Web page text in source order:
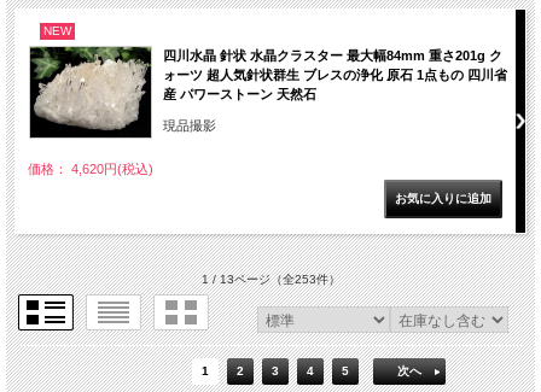
NEW
四川水晶 針状 水晶クラスター 最大幅84mm 重さ201g ク
ォーツ 超人気針状群生 ブレスの浄化 原石 1点もの 四川省
産 パワーストーン 天然石
現品撮影
価格： 4,620円(税込)
1 / 13ページ（全253件）
1 2 3 4 5 次へ